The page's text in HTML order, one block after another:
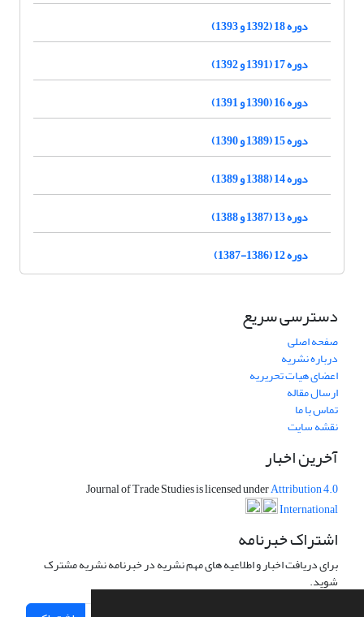
دوره 18 (1392 و 1393)
دوره 17 (1391 و 1392)
دوره 16 (1390 و 1391)
دوره 15 (1389 و 1390)
دوره 14 (1388 و 1389)
دوره 13 (1387 و 1388)
دوره 12 (1386-1387)
دسترسی سریع
صفحه اصلی
درباره نشریه
اعضای هیات تحریریه
ارسال مقاله
تماس با ما
نقشه سایت
آخرین اخبار
Journal of Trade Studies is licensed underAttribution 4.0
International
اشتراک خبرنامه
برای دریافت اخبار و اطلاعیه های مهم نشریه در خبرنامه نشریه مشترک
شوید.